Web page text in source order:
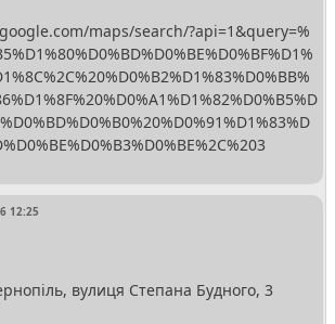
maps/search/?api=1&query=%
12:25
вулиця Степана Будного, 3